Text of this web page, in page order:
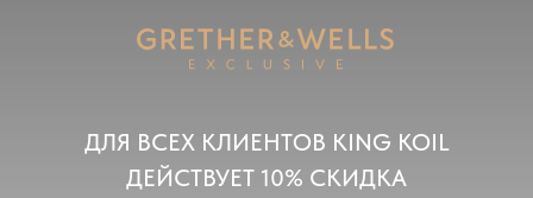
ДЛЯ ВСЕХ КЛИЕНТОВ KING KOIL
ДЕЙСТВУЕТ 10% СКИДКА